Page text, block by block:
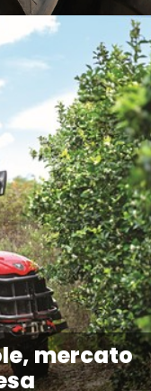
mercato